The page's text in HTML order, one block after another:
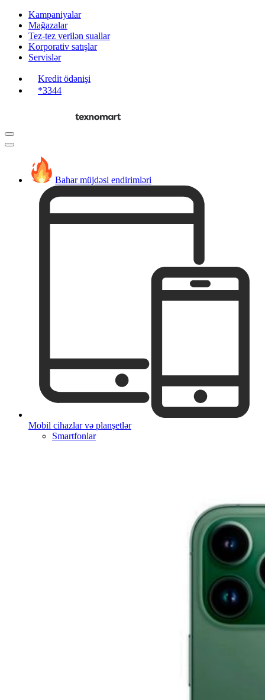
Kampaniyalar
Mağazalar
Tez-tez verilən suallar
Korporativ satışlar
Servislər
Kredit ödənişi
*3344
Bahar müjdəsi endirimləri
Mobil cihazlar və planşetlər
Smartfonlar